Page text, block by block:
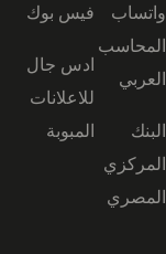
واتساب
المحاسب
العربي
البنك
المركزي
المصري
فيس بوك
ادس جال
للاعلانات
المبوبة